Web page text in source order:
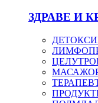
ЗДРАВЕ И